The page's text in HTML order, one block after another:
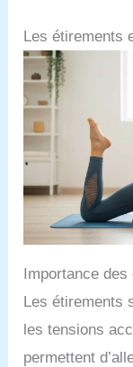
Les étirements
Importance
Les étirements
les tensions
permettent